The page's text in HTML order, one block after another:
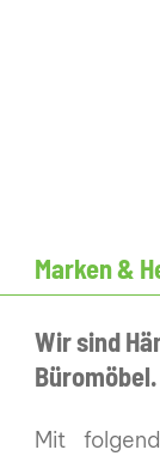
Marken &
Wir sind
Büromöbel.
Mit